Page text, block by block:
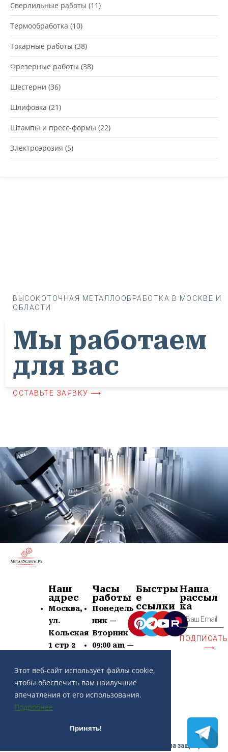
Этот веб-сайт использует файлы cookie,
чтобы обеспечить вам наилучшие
впечатления от его использования.
Подробнее
Принять!
Сверлильные работы (11)
Термообработка (10)
Токарные работы (38)
Фрезерные работы (38)
Шестерни (36)
Шлифовка (21)
Штампы и пресс-формы (22)
Электроэрозия (5)
ВЫСОКОТОЧНАЯ МЕТАЛЛООБРАБОТКА В МОСКВЕ И
ОБЛАСТИ
Мы работаем
для вас
ОСТАВЬТЕ ЗАЯВКУ ⟶
Наш
адрес
Москва,
ул.
Кольская
1 стр 2
639-60-77
contact@
metaluslu
gi.ru
Часы
работы
Понедель
ник —
Вторник
09:00 am —
Суб —
Воскр —
Выходной
Быстры
е
ссылки
Наша
рассыл
ка
⟶
| Все права защищены.